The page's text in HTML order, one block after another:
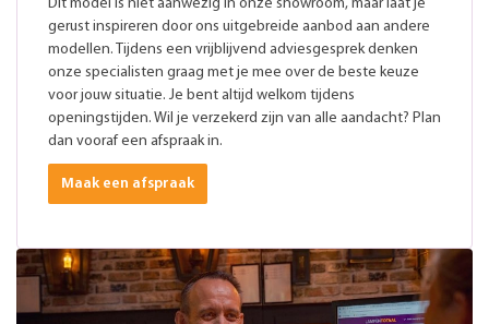
Dit model is niet aanwezig in onze showroom, maar laat je
gerust inspireren door ons uitgebreide aanbod aan andere
modellen. Tijdens een vrijblijvend adviesgesprek denken
onze specialisten graag met je mee over de beste keuze
voor jouw situatie. Je bent altijd welkom tijdens
openingstijden. Wil je verzekerd zijn van alle aandacht? Plan
dan vooraf een afspraak in.
Maak een afspraak